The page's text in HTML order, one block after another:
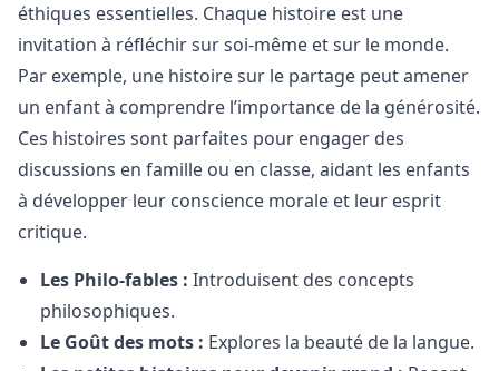
éthiques essentielles. Chaque histoire est une
invitation à réfléchir sur soi-même et sur le monde.
Par exemple, une histoire sur le partage peut amener
un enfant à comprendre l’importance de la générosité.
Ces histoires sont parfaites pour engager des
discussions en famille ou en classe, aidant les enfants
à développer leur conscience morale et leur esprit
critique.
Les Philo-fables : Introduisent des concepts
philosophiques.
Le Goût des mots : Explores la beauté de la langue.